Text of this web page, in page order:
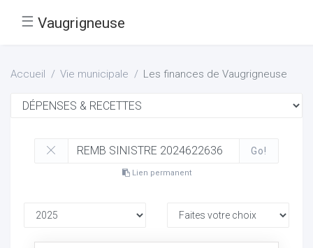
☰ Vaugrigneuse
Accueil Vie municipale Les finances de Vaugrigneuse
Go!
Lien permanent